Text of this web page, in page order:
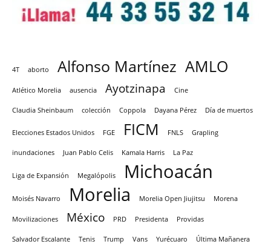
4T aborto Alfonso Martínez AMLO
Atlético Morelia ausencia Ayotzinapa Cine
Claudia Sheinbaum colección Coppola Dayana Pérez Día de muertos
Elecciones Estados Unidos FGE FICM FNLS Grapling
inundaciones Juan Pablo Celis Kamala Harris La Paz
Liga de Expansión Megalópolis Michoacán
Moisés Navarro Morelia Morelia Open Jiujitsu Morena
Movilizaciones México PRD Presidenta Providas
Salvador Escalante Tenis Trump Vans Yurécuaro Última Mañanera